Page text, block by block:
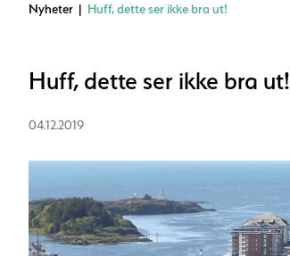
Nyheter | Huff, dette ser ikke bra ut!
Huff, dette ser ikke bra ut!
04.12.2019